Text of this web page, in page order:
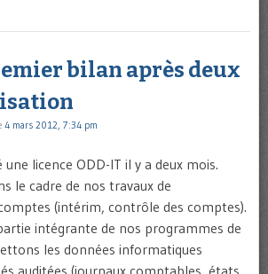
bilan après deux
4 mars 2012, 7:34 pm
licence ODD-IT il y a deux mois.
le cadre de nos travaux de
(intérim, contrôle des comptes).
intégrante de nos programmes de
les données informatiques